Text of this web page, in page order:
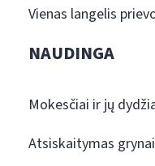
Vienas langelis
NAUDINGA
Mokesčiai ir jų
Atsiskaitymas